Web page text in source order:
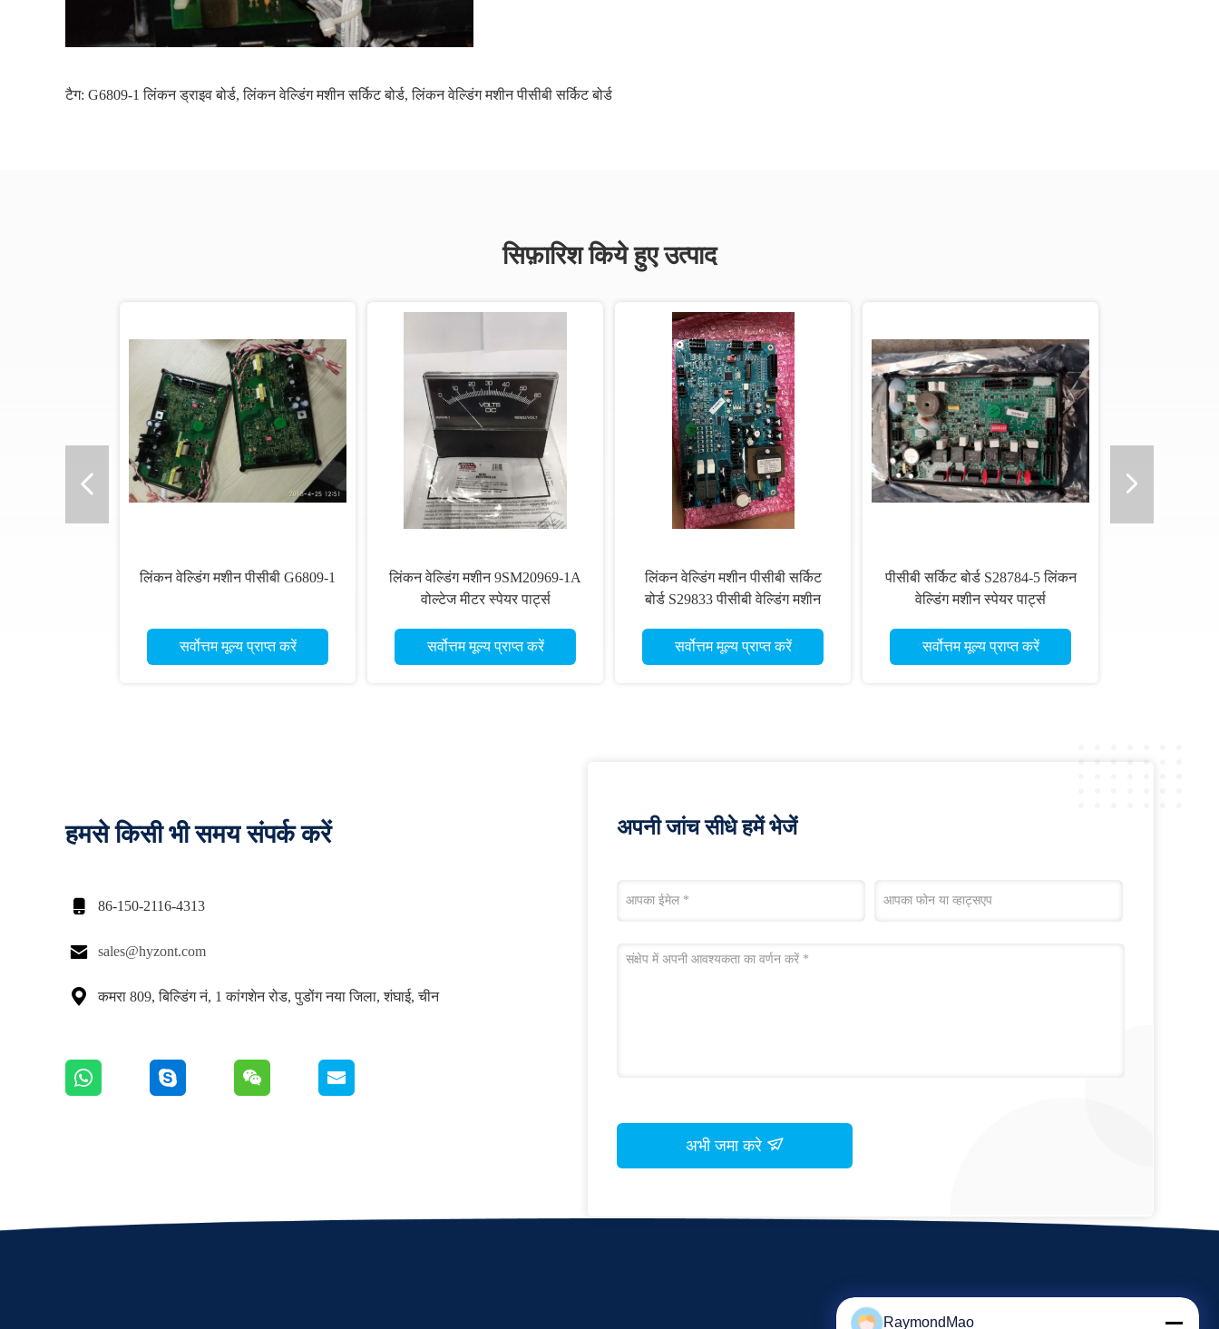
टैग: G6809-1 लिंकन ड्राइव बोर्ड, लिंकन वेल्डिंग मशीन सर्किट बोर्ड, लिंकन वेल्डिंग मशीन पीसीबी सर्किट बोर्ड
सिफ़ारिश किये हुए उत्पाद
लिंकन वेल्डिंग मशीन पीसीबी G6809-1
सर्वोत्तम मूल्य प्राप्त करें
लिंकन वेल्डिंग मशीन 9SM20969-1A
वोल्टेज मीटर स्पेयर पार्ट्स
सर्वोत्तम मूल्य प्राप्त करें
लिंकन वेल्डिंग मशीन पीसीबी सर्किट
बोर्ड S29833 पीसीबी वेल्डिंग मशीन
सर्वोत्तम मूल्य प्राप्त करें
पीसीबी सर्किट बोर्ड S28784-5 लिंकन
वेल्डिंग मशीन स्पेयर पार्ट्स
सर्वोत्तम मूल्य प्राप्त करें
हमसे किसी भी समय संपर्क करें
 86-150-2116-4313
 sales@hyzont.com
 कमरा 809, बिल्डिंग नं, 1 कांगशेन रोड, पुडोंग नया जिला, शंघाई, चीन
अपनी जांच सीधे हमें भेजें
अभी जमा करे
RaymondMao